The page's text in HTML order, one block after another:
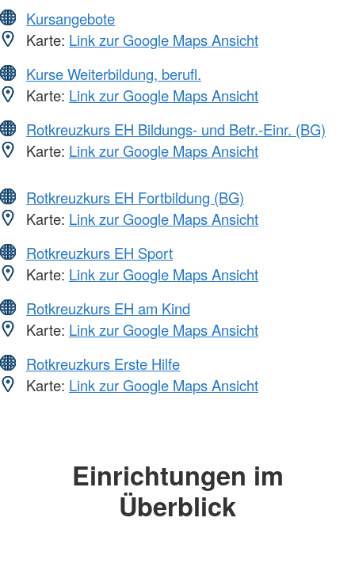
Kursangebote
Karte: Link zur Google Maps Ansicht
Kurse Weiterbildung, berufl.
Karte: Link zur Google Maps Ansicht
Rotkreuzkurs EH Bildungs- und Betr.-Einr. (BG)
Karte: Link zur Google Maps Ansicht
Rotkreuzkurs EH Fortbildung (BG)
Karte: Link zur Google Maps Ansicht
Rotkreuzkurs EH Sport
Karte: Link zur Google Maps Ansicht
Rotkreuzkurs EH am Kind
Karte: Link zur Google Maps Ansicht
Rotkreuzkurs Erste Hilfe
Karte: Link zur Google Maps Ansicht
Einrichtungen im
Überblick